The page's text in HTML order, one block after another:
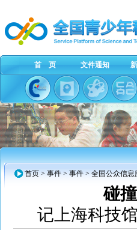
首 页 文件通知
首页 > 事件 > 事件 > 全国公众信
碰
记上海科技